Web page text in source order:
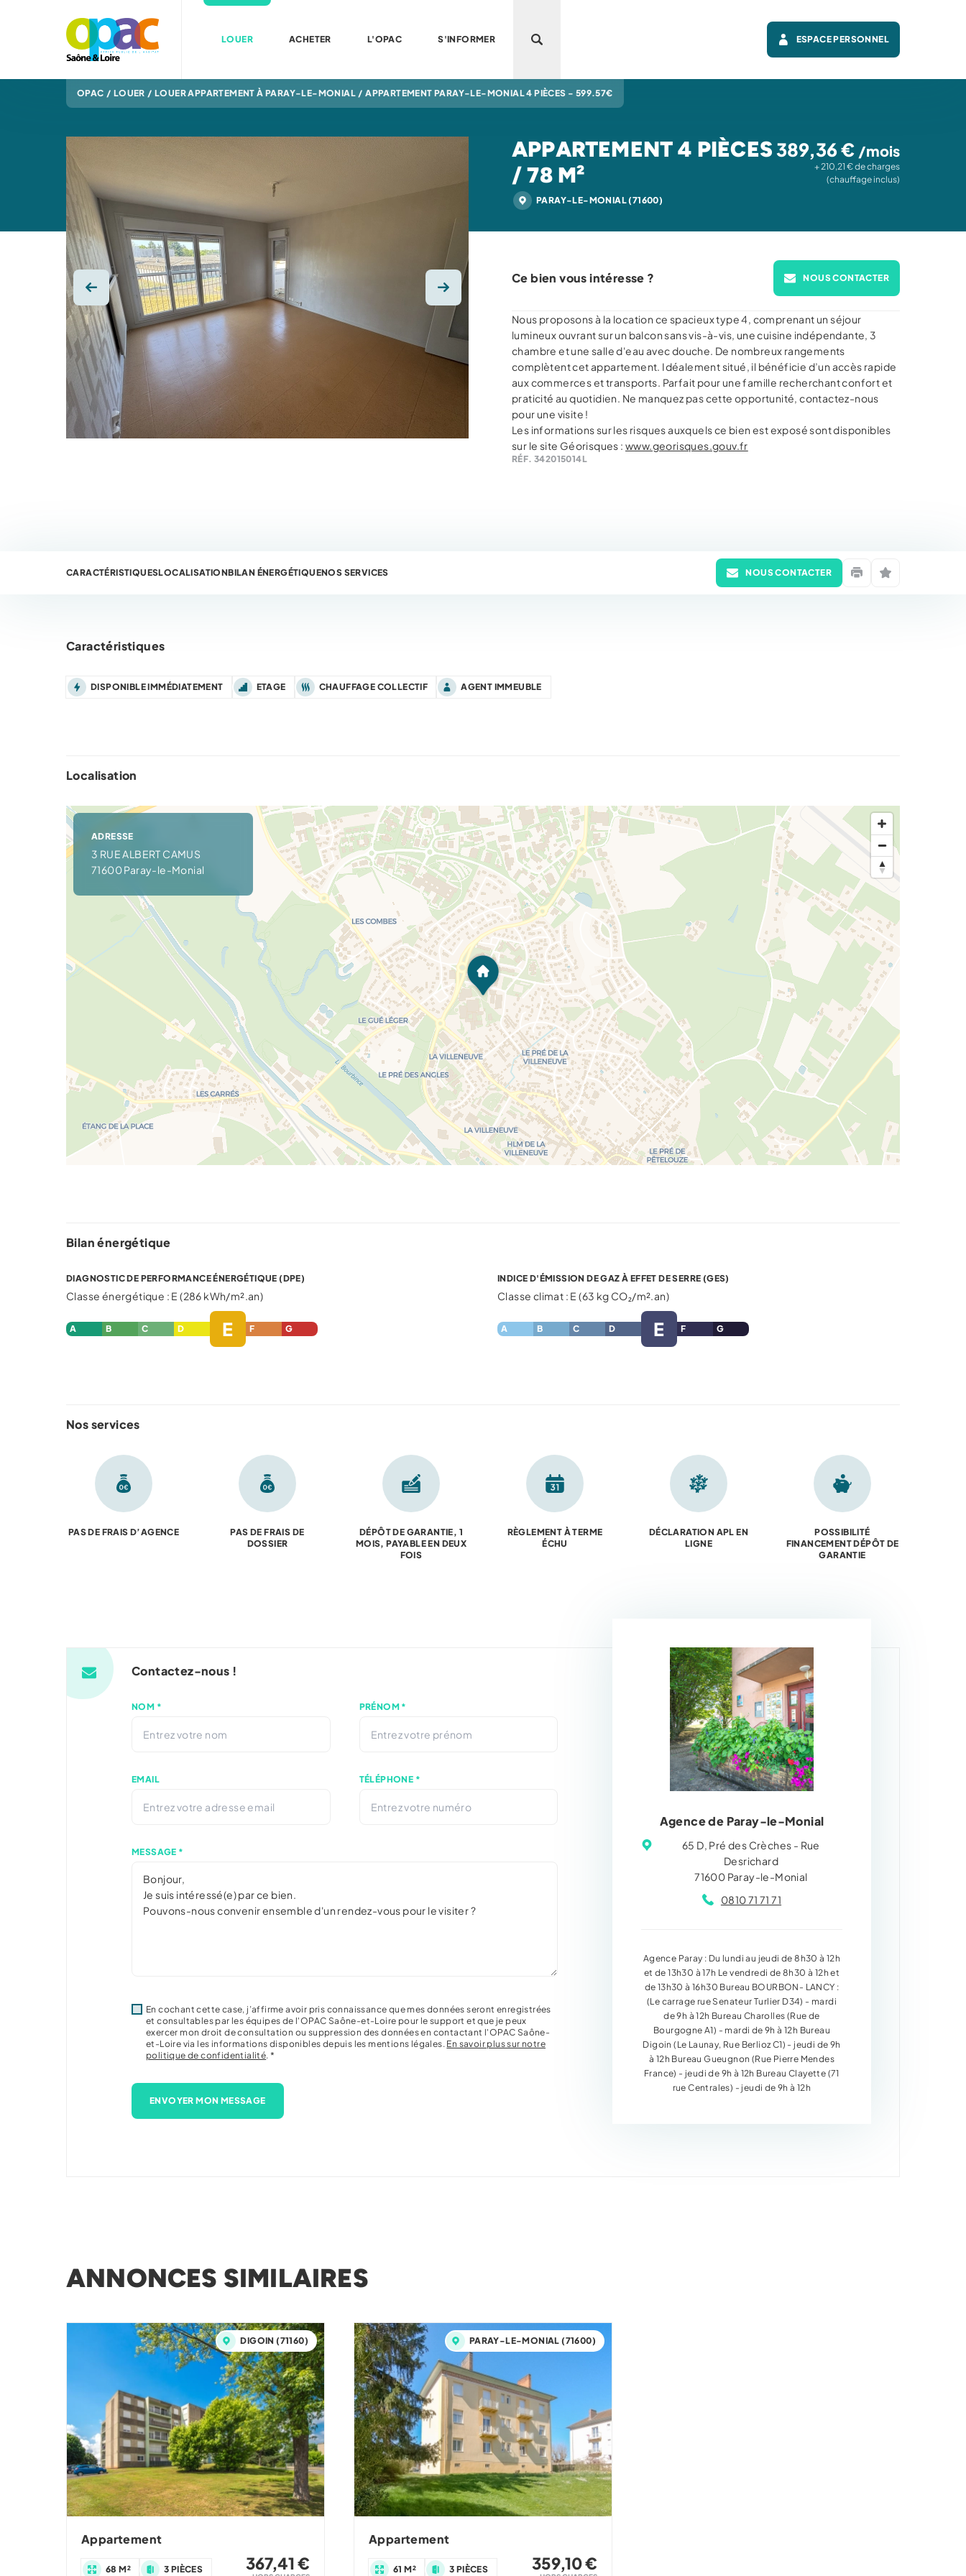
LOUER ACHETER L'OPAC S'INFORMER Ouvrir la recherche ESPACE PERSONNEL
OPAC / LOUER / LOUER APPARTEMENT À PARAY-LE-MONIAL / APPARTEMENT PARAY-LE-MONIAL 4 PIÈCES - 599.57€
Photo précédente Photo suivante
APPARTEMENT 4 PIÈCES
/ 78 M²
PARAY-LE-MONIAL (71600)
389,36 € /mois
+ 210,21 € de charges
(chauffage inclus)
Ce bien vous intéresse ? NOUS CONTACTER
Nous proposons à la location ce spacieux type 4, comprenant un séjour
lumineux ouvrant sur un balcon sans vis-à-vis, une cuisine indépendante, 3
chambre et une salle d'eau avec douche. De nombreux rangements
complètent cet appartement. Idéalement situé, il bénéficie d’un accès rapide
aux commerces et transports. Parfait pour une famille recherchant confort et
praticité au quotidien. Ne manquez pas cette opportunité, contactez-nous
pour une visite !
Les informations sur les risques auxquels ce bien est exposé sont disponibles
sur le site Géorisques : www.georisques.gouv.fr
RÉF. 342015014L
CARACTÉRISTIQUESLOCALISATIONBILAN ÉNERGÉTIQUENOS SERVICES NOUS CONTACTER ImprimerMettre en favori
Caractéristiques
DISPONIBLE IMMÉDIATEMENT ETAGE CHAUFFAGE COLLECTIF AGENT IMMEUBLE
Localisation
ADRESSE
3 RUE ALBERT CAMUS
71600 Paray-le-Monial
Bilan énergétique
DIAGNOSTIC DE PERFORMANCE ÉNERGÉTIQUE (DPE)
Classe énergétique : E (286 kWh/m².an)
A B C D E F G
INDICE D'ÉMISSION DE GAZ À EFFET DE SERRE (GES)
Classe climat : E (63 kg CO₂/m².an)
A B C D E F G
Nos services
PAS DE FRAIS D’AGENCE
PAS DE FRAIS DE
DOSSIER
DÉPÔT DE GARANTIE, 1
MOIS, PAYABLE EN DEUX
FOIS
RÈGLEMENT À TERME
ÉCHU
DÉCLARATION APL EN
LIGNE
POSSIBILITÉ
FINANCEMENT DÉPÔT DE
GARANTIE
Contactez-nous !
NOM * PRÉNOM *
EMAIL TÉLÉPHONE *
MESSAGE *
En cochant cette case, j’affirme avoir pris connaissance que mes données seront enregistrées
et consultables par les équipes de l'OPAC Saône-et-Loire pour le support et que je peux
exercer mon droit de consultation ou suppression des données en contactant l'OPAC Saône-
et-Loire via les informations disponibles depuis les mentions légales. En savoir plus sur notre
politique de confidentialité. *
ENVOYER MON MESSAGE
Agence de Paray-le-Monial
65 D, Pré des Crèches - Rue
Desrichard
71600 Paray-le-Monial
0810 71 71 71
Agence Paray : Du lundi au jeudi de 8h30 à 12h
et de 13h30 à 17h Le vendredi de 8h30 à 12h et
de 13h30 à 16h30 Bureau BOURBON- LANCY :
(Le carrage rue Senateur Turlier D34) - mardi
de 9h à 12h Bureau Charolles (Rue de
Bourgogne A1) - mardi de 9h à 12h Bureau
Digoin (Le Launay, Rue Berlioz C1) - jeudi de 9h
à 12h Bureau Gueugnon (Rue Pierre Mendes
France) - jeudi de 9h à 12h Bureau Clayette (71
rue Centrales) - jeudi de 9h à 12h
ANNONCES SIMILAIRES
DIGOIN (71160)
Appartement
68 M² 3 PIÈCES 367,41 €
PARAY-LE-MONIAL (71600)
Appartement
61 M² 3 PIÈCES 359,10 €